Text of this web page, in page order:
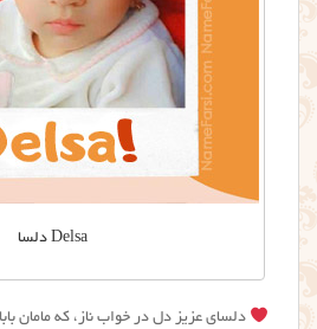
Delsa دلسا
دلسای عزیز دل در خواب ناز، که مامان